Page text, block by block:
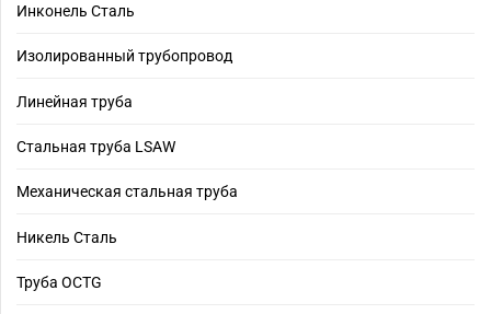
Инконель Сталь
Изолированный трубопровод
Линейная труба
Стальная труба LSAW
Механическая стальная труба
Никель Сталь
Труба OCTG